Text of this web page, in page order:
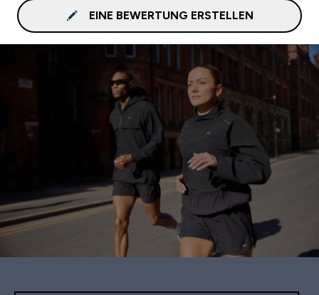
EINE BEWERTUNG ERSTELLEN